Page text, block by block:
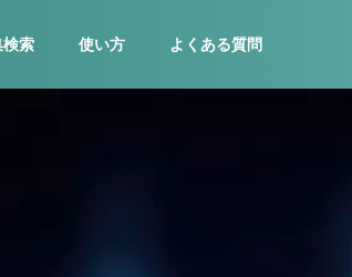
検索 使い方 よくある質問